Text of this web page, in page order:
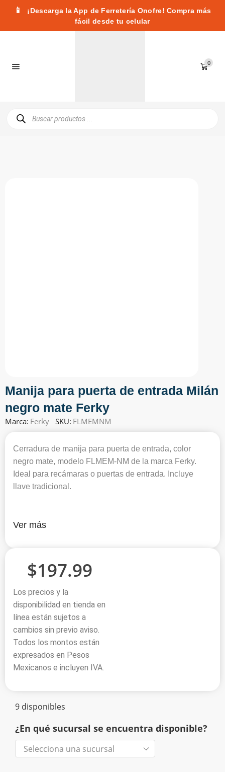
📱
¡Descarga la App de Ferretería Onofre! Compra más
fácil desde tu celular
0
Manija para puerta de entrada Milán
negro mate Ferky
Marca: Ferky SKU: FLMEMNM
Cerradura de manija para puerta de entrada, color
negro mate, modelo FLMEM-NM de la marca Ferky.
Ideal para recámaras o puertas de entrada. Incluye
llave tradicional.
Ver más
$197.99
Los precios y la
disponibilidad en tienda en
línea están sujetos a
cambios sin previo aviso.
Todos los montos están
expresados en Pesos
Mexicanos e incluyen IVA.
9 disponibles
¿En qué sucursal se encuentra disponible?